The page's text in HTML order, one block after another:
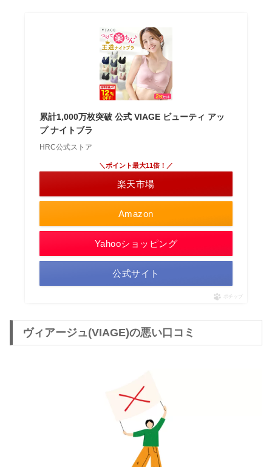
累計1,000万枚突破 公式 VIAGE ビューティ アッ
プ ナイトブラ
HRC公式ストア
Amazon
＼ポイント最大11倍！／
楽天市場
Yahooショッピング
公式サイト
ポチップ
ヴィアージュ(VIAGE)の悪い口コミ